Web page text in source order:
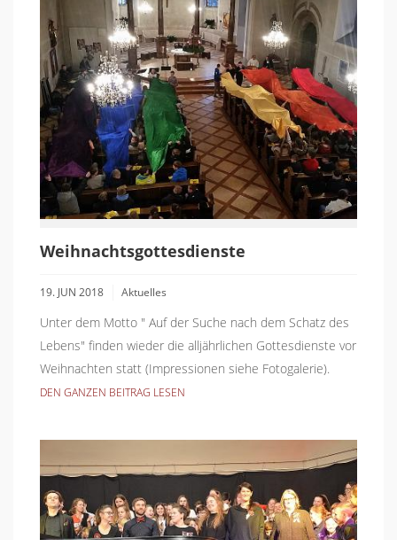
Weihnachtsgottesdienste
19. JUN 2018 Aktuelles
Unter dem Motto " Auf der Suche nach dem Schatz des
Lebens" finden wieder die alljährlichen Gottesdienste vor
Weihnachten statt (Impressionen siehe Fotogalerie).
DEN GANZEN BEITRAG LESEN